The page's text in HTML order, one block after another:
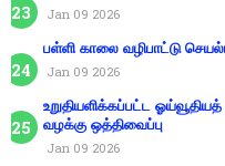
Jan 09 2026
பள்ளி காலை வழிபாட்டு
Jan 09 2026
உறுதியளிக்கப்பட்ட
வழக்கு ஒத்திவைப்பு
Jan 09 2026